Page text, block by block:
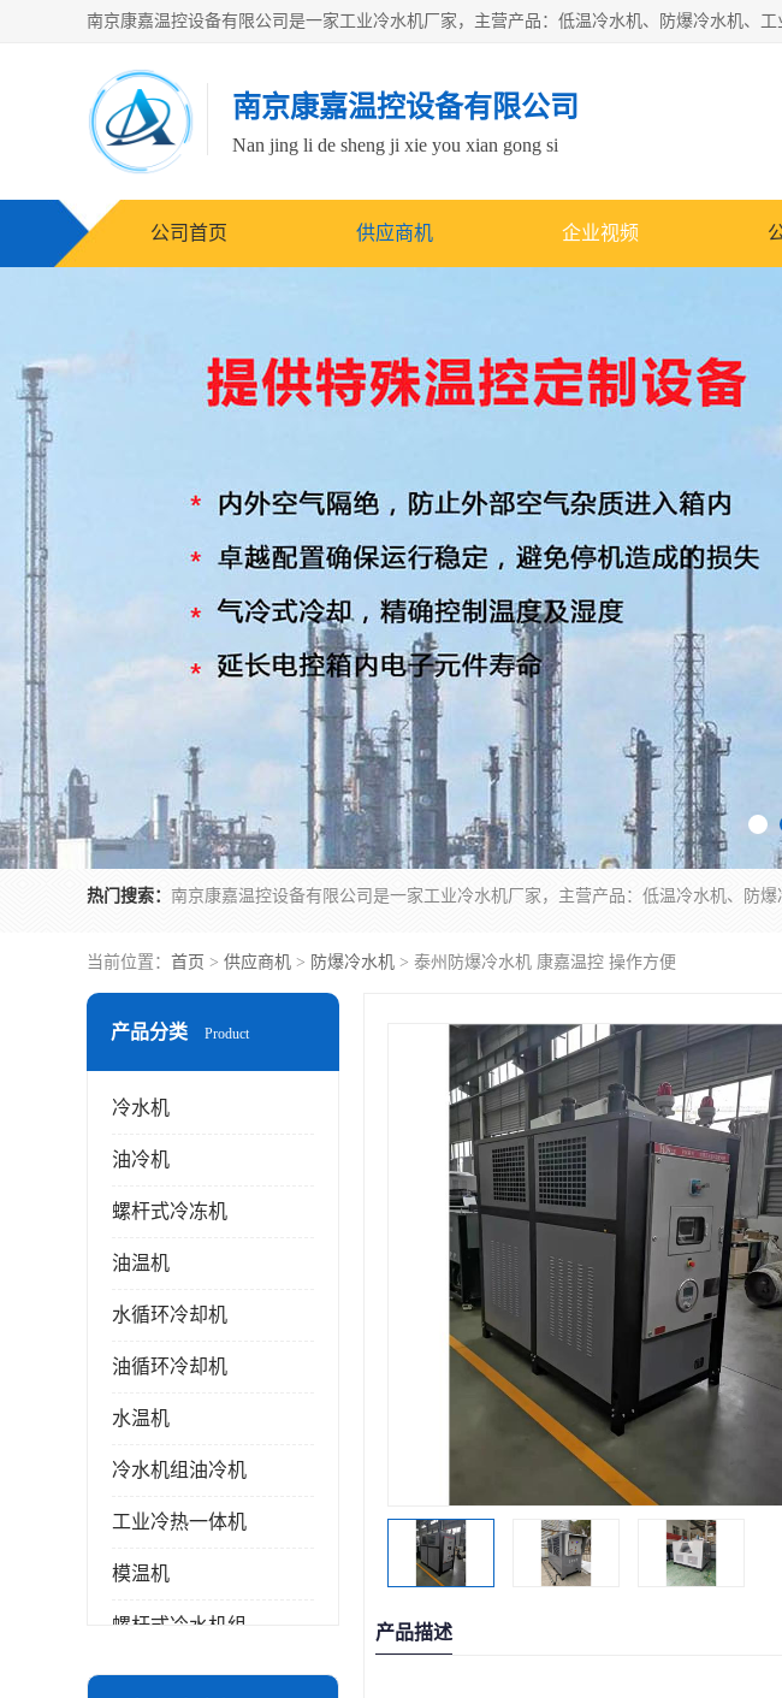
南京康嘉温控设备有限公司
Nan jing li de sheng ji xie you xian gong si
公司首页 供应商机 企业视频
热门搜索：
当前位置： 首页 > 供应商机 > 防爆冷水机 > 泰州防爆冷水机 康嘉温控 操作方便
产品分类 Product
冷水机
油冷机
螺杆式冷冻机
油温机
水循环冷却机
油循环冷却机
水温机
冷水机组油冷机
工业冷热一体机
模温机
螺杆式冷水机组
冷水机和冷热一体机
产品描述